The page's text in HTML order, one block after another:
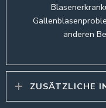
anderen
ZUSÄTZLICHE